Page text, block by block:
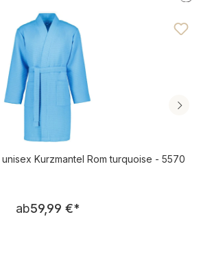
von 4.63 von 5 Sternen
Kurzmantel Rom turquoise - 5570
Regulärer Preis:
ab59,99 €*